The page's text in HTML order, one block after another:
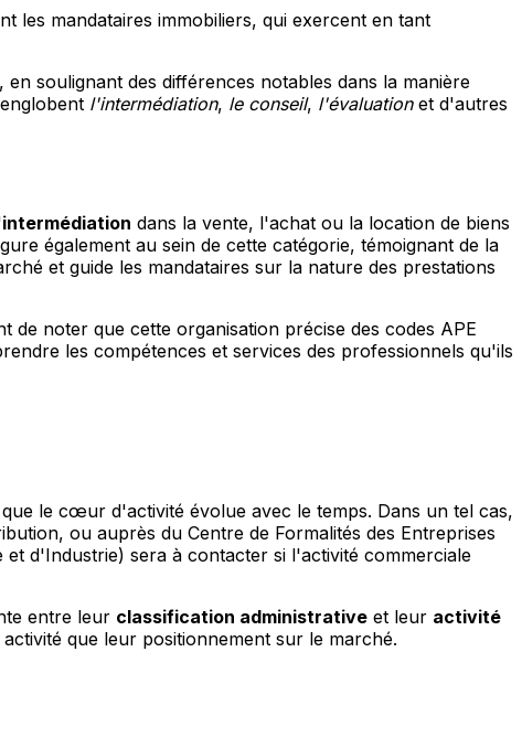
les mandataires immobiliers, qui exercent en tant
soulignant des différences notables dans la manière
l'intermédiation, le conseil, l'évaluationet d'autres
intermédiation dans la vente, l'achat ou la location de biens
également au sein de cette catégorie, témoignant de la
et guide les mandataires sur la nature des prestations
noter que cette organisation précise des codes APE
les compétences et services des professionnels qu'ils
le cœur d'activité évolue avec le temps. Dans un tel cas,
ou auprès du Centre de Formalités des Entreprises
d'Industrie) sera à contacter si l'activité commerciale
entre leur classification administrative et leur activité
que leur positionnement sur le marché.